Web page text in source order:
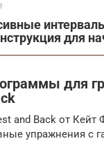
для
для
and Back от Кейт
упражнения с